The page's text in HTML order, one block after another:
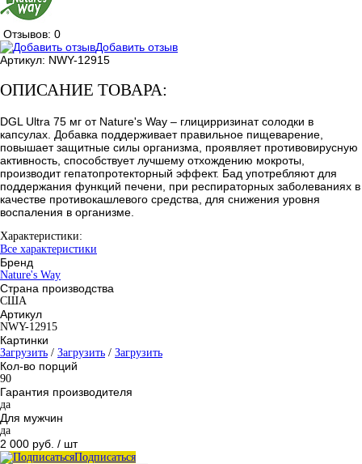
Отзывов: 0
Добавить отзыв
Артикул: NWY-12915
ОПИСАНИЕ ТОВАРА:
DGL Ultra 75 мг от Nature's Way – глицирризинат солодки в
капсулах. Добавка поддерживает правильное пищеварение,
повышает защитные силы организма, проявляет противовирусную
активность, способствует лучшему отхождению мокроты,
производит гепатопротекторный эффект. Бад употребляют для
поддержания функций печени, при респираторных заболеваниях в
качестве противокашлевого средства, для снижения уровня
воспаления в организме.
Характеристики:
Все характеристики
Бренд
Nature's Way
Страна производства
США
Артикул
NWY-12915
Картинки
Загрузить / Загрузить / Загрузить
Кол-во порций
90
Гарантия производителя
да
Для мужчин
да
2 000 руб. / шт
Подписаться